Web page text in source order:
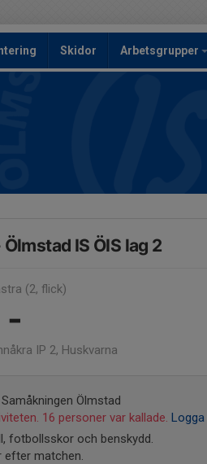
Skidor Arbetsgrupper
IS ÖIS lag 2
(2, flick)
-
IP 2, Huskvarna
Ölmstad
16 personer var kallade. Logga
fotbollsskor och benskydd.
efter matchen.